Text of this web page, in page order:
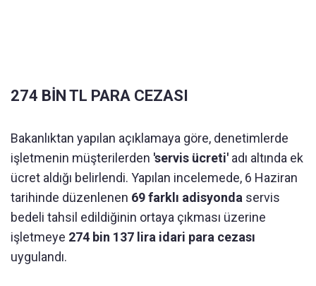
274 BİN TL PARA CEZASI
Bakanlıktan yapılan açıklamaya göre, denetimlerde
işletmenin müşterilerden 'servis ücreti' adı altında ek
ücret aldığı belirlendi. Yapılan incelemede, 6 Haziran
tarihinde düzenlenen 69 farklı adisyonda servis
bedeli tahsil edildiğinin ortaya çıkması üzerine
işletmeye 274 bin 137 lira idari para cezası
uygulandı.